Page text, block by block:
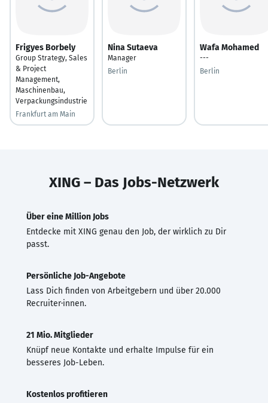
Frigyes Borbely
Group Strategy, Sales
& Project
Management,
Maschinenbau,
Verpackungsindustrie
Frankfurt am Main
Nina Sutaeva
Manager
Berlin
Wafa Mohamed
---
Berlin
XING – Das Jobs-Netzwerk
Über eine Million Jobs
Entdecke mit XING genau den Job, der wirklich zu Dir
passt.
Persönliche Job-Angebote
Lass Dich finden von Arbeitgebern und über 20.000
Recruiter·innen.
21 Mio. Mitglieder
Knüpf neue Kontakte und erhalte Impulse für ein
besseres Job-Leben.
Kostenlos profitieren